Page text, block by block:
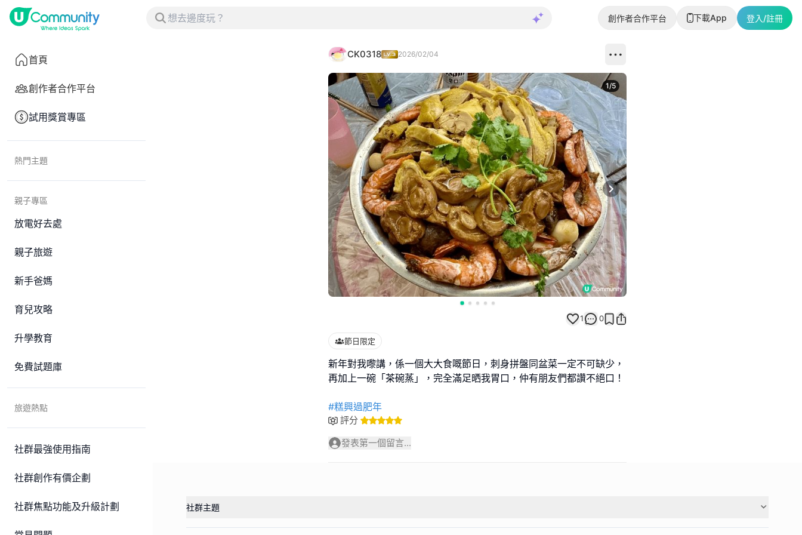
創作者合作平台 下載App 登入/註冊
首頁
創作者合作平台
試用獎賞專區
熱門主題
親子專區
放電好去處
親子旅遊
新手爸媽
育兒攻略
升學教育
免費試題庫
旅遊熱點
社群最強使用指南
社群創作有價企劃
社群焦點功能及升級計劃
CK0318 2026/02/04
Next slide
1/5
1 0
節日限定
新年對我嚟講，係一個大大食嘅節日，刺身拼盤同盆菜一定不可缺少，
再加上一碗「茶碗蒸」，完全滿足晒我胃口，仲有朋友們都讚不絕口！
#糕興過肥年
評分
發表第一個留言...
社群主題